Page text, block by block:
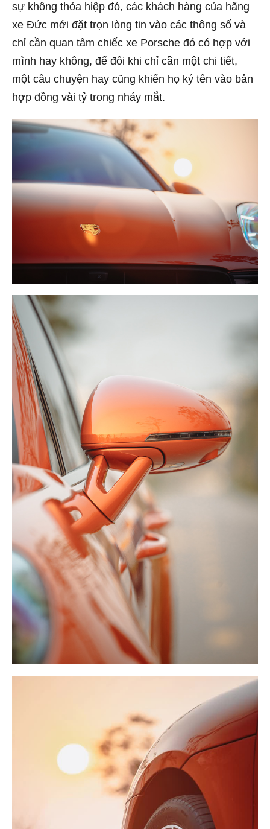
sự không thỏa hiệp đó, các khách hàng của hãng
xe Đức mới đặt trọn lòng tin vào các thông số và
chỉ cần quan tâm chiếc xe Porsche đó có hợp với
mình hay không, để đôi khi chỉ cần một chi tiết,
một câu chuyện hay cũng khiến họ ký tên vào bản
hợp đồng vài tỷ trong nháy mắt.